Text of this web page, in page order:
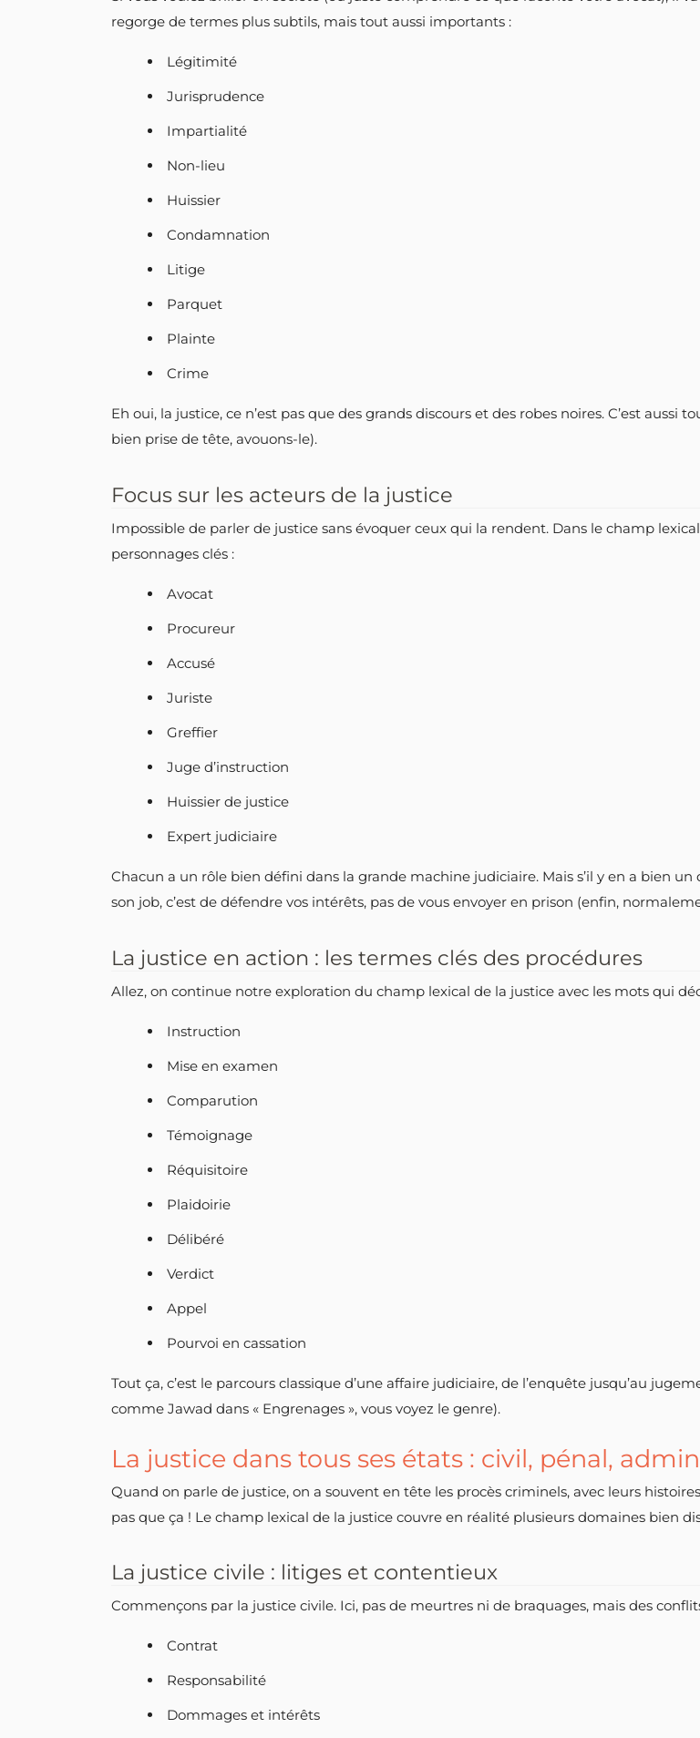
regorge de termes plus subtils, mais tout aussi importants :
Légitimité
Jurisprudence
Impartialité
Non-lieu
Huissier
Condamnation
Litige
Parquet
Plainte
Crime
Eh oui, la justice, ce n’est pas que des grands discours et des robes noires. C’est
bien prise de tête, avouons-le).
Focus sur les acteurs de la justice
Impossible de parler de justice sans évoquer ceux qui la rendent. Dans le champ
personnages clés :
Avocat
Procureur
Accusé
Juriste
Greffier
Juge d’instruction
Huissier de justice
Expert judiciaire
Chacun a un rôle bien défini dans la grande machine judiciaire. Mais s’il y en a bien un
son job, c’est de défendre vos intérêts, pas de vous envoyer en prison (enfin,
La justice en action : les termes clés des procédures
Allez, on continue notre exploration du champ lexical de la justice avec les mots qui
Instruction
Mise en examen
Comparution
Témoignage
Réquisitoire
Plaidoirie
Délibéré
Verdict
Appel
Pourvoi en cassation
Tout ça, c’est le parcours classique d’une affaire judiciaire, de l’enquête jusqu’au
comme Jawad dans « Engrenages », vous voyez le genre).
La justice dans tous ses états : civil, pénal,
Quand on parle de justice, on a souvent en tête les procès criminels, avec leurs
pas que ça ! Le champ lexical de la justice couvre en réalité plusieurs domaines bien
La justice civile : litiges et contentieux
Commençons par la justice civile. Ici, pas de meurtres ni de braquages, mais des
Contrat
Responsabilité
Dommages et intérêts